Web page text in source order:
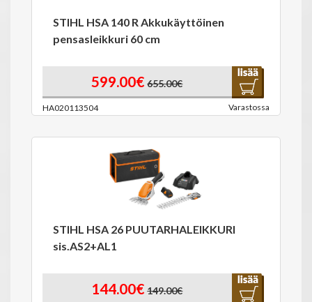
STIHL HSA 140 R Akkukäyttöinen
pensasleikkuri 60 cm
599.00€ 655.00€
HA020113504 Varastossa
STIHL HSA 26 PUUTARHALEIKKURI
sis.AS2+AL1
144.00€ 149.00€